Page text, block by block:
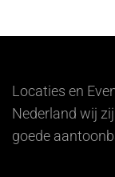
Locaties en
Nederland wij
goede